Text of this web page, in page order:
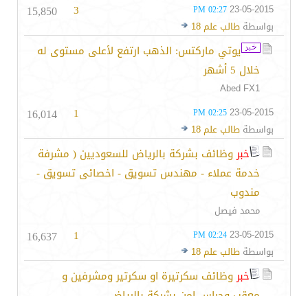
23-05-2015
02:27 PM
بواسطة طالب علم 18
3
15,850
يوتي ماركتس: الذهب ارتفع لأعلى مستوى له
خلال 5 أشهر
Abed FX1
23-05-2015
02:25 PM
بواسطة طالب علم 18
1
16,014
خبروظائف بشركة بالرياض للسعوديين ( مشرفة
خدمة عملاء - مهندس تسويق - اخصائى تسويق -
مندوب
محمد فيصل
23-05-2015
02:24 PM
بواسطة طالب علم 18
1
16,637
خبروظائف سكرتيرة او سكرتير ومشرفين و